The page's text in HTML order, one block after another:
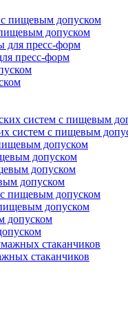
допуском
пресс-форм
систем с пищевым
допуском
допуском
допуском
стаканчиков